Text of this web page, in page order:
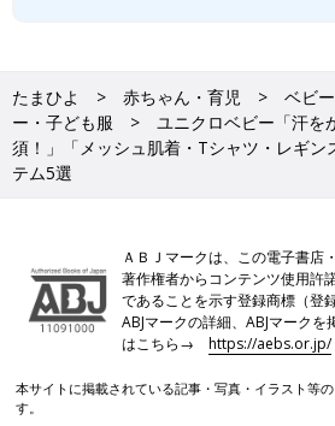
ね♪
る」「コーデが一
ども服販売員ライ
ルアイテム5選
暖かい気候になってく
カラフルファッション
デ術もお伝えしている
くださいね！
かりでしたね。少しずつ暑くなってきた
さんそろえておくのもアリ！気になる
ニクロの店舗やオンラインショップを
●記事内容でご紹介している投稿、リン
たまひよ 赤ちゃん・育児 ベビ
ー・子ども服
ユニクロベビー「汗を
須！」「メッシュ肌着・Tシャツ・レギン
テム5選
ＡＢＪマークは、この電子書店
著作権者からコンテンツ使用許
であることを示す登録商標（登
ABJマークの詳細、ABJマーク
はこちら→https://aebs.or.jp/
本サイトに掲載されている記事・写真・イラスト等
す。